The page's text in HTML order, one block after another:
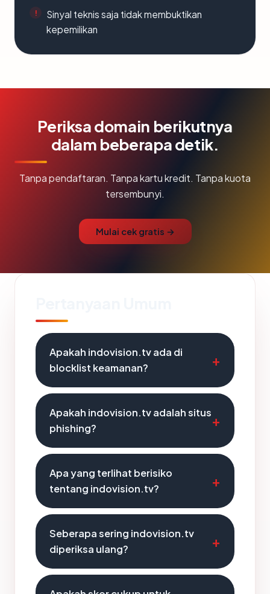
Sinyal teknis saja tidak membuktikan
kepemilikan
Periksa domain berikutnya
dalam beberapa detik.
Tanpa pendaftaran. Tanpa kartu kredit. Tanpa kuota
tersembunyi.
Mulai cek gratis →
Apakah indovision.tv ada di
blocklist keamanan?
Apakah indovision.tv adalah situs
phishing?
Apa yang terlihat berisiko
tentang indovision.tv?
Seberapa sering indovision.tv
diperiksa ulang?